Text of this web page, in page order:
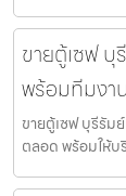
ขายตู้เซฟ
พร้อมทีมงา
ขายตู้เซฟ บุรีรัม
ตลอด พร้อมให้บ